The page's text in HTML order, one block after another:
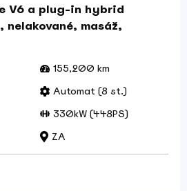
V6 a plug-in hybrid
masáž,
155,200 km
Automat (8 st.)
330kW (448PS)
ZA